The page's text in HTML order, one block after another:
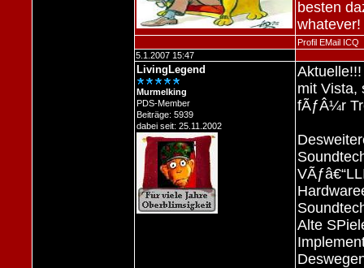
besten
whatever!
Profil EMail ICQ
5.1.2007 15:47
LivingLegend
Murmelking
PDS-Member
Beiträge: 5939
dabei seit: 25.11.2002
mit Vista,
fÃƒÂ¼r
Alte